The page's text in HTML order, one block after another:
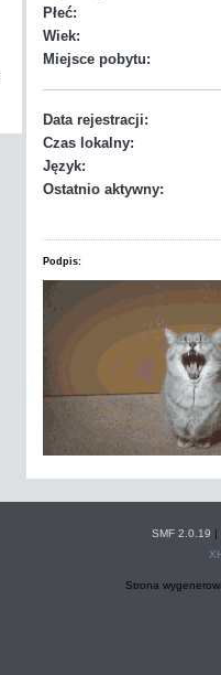
Płeć:
Wiek:
Miejsce pobytu:
Data rejestracji:
Czas lokalny:
Język:
Ostatnio aktywny:
Podpis:
SMF 2.0.19 |
Strona